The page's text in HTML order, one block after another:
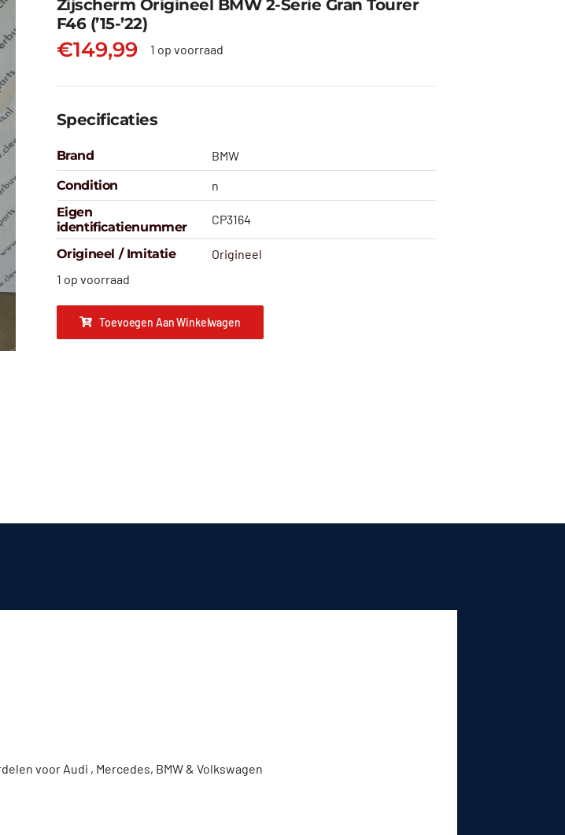
Zijscherm Origineel BMW 2-Serie Gran Tourer
F46 (’15-’22)
€149,99 1 op voorraad
Specificaties
Brand
BMW
Condition
n
Eigen
identificatienummer
CP3164
Origineel / Imitatie
Origineel
1 op voorraad
Toevoegen Aan Winkelwagen
voor Audi , Mercedes, BMW & Volkswagen